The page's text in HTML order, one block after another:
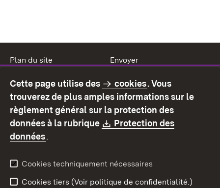
Plan du site
Envoyer
Mode d'emploi
Déclaration sur
l'accessibilité
Contact
Signaler un lien brisé
Cette page utilise des cookies. Vous
trouverez de plus amples informations sur le
règlement général sur la protection des
données à la rubrique
Download:
Protection des
données.
Cookies techniquement nécessaires
Cookies tiers (Voir politique de confidentialité.)